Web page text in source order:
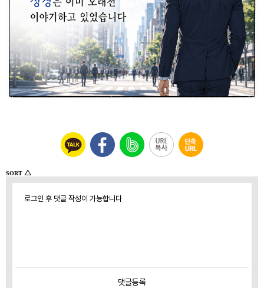
SORT △
로그인 후 댓글 작성이 가능합니다
댓글등록